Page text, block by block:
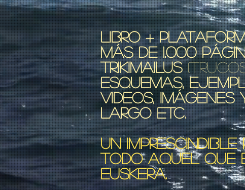
LIBRO +
MÁS DE 1.000
TRIKIMAILUS
ESQUEMAS,
VIDEOS, IMÁGENES
LARGO ETC.
UN IMPRESCINDIBLE
TODO AQUEL QUE
EUSKERA.